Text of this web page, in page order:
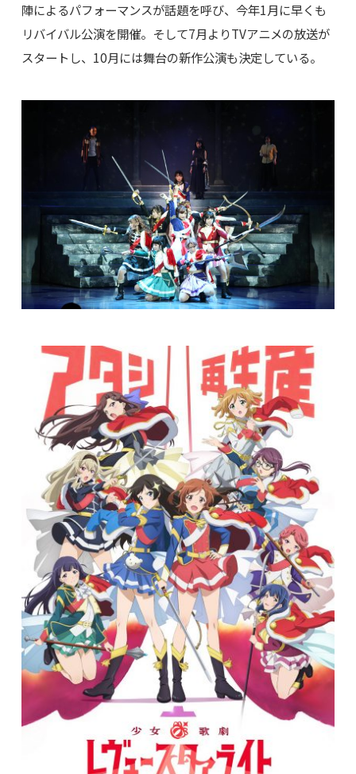
陣によるパフォーマンスが話題を呼び、今年1月に早くも
リバイバル公演を開催。そして7月よりTVアニメの放送が
スタートし、10月には舞台の新作公演も決定している。